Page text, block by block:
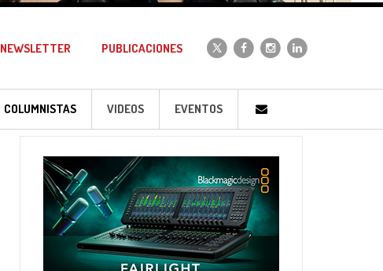
NEWSLETTER PUBLICACIONES
COLUMNISTAS VIDEOS EVENTOS